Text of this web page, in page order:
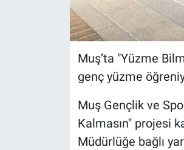
Muş’ta "Yüzme
genç yüzme
Muş Gençlik ve
Kalmasın" projesi
Müdürlüğe bağlı